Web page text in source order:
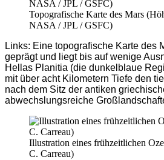
Topografische Karte des Mars
NASA / JPL / GSFC)
Links: Eine topografische Karte des
geprägt und liegt bis auf wenige
Hellas Planitia (die dunkelblaue
mit über acht Kilometern Tiefe den
nach dem Sitz der antiken
abwechslungsreiche
Illustration eines frühzeitlichen
C. Carreau)